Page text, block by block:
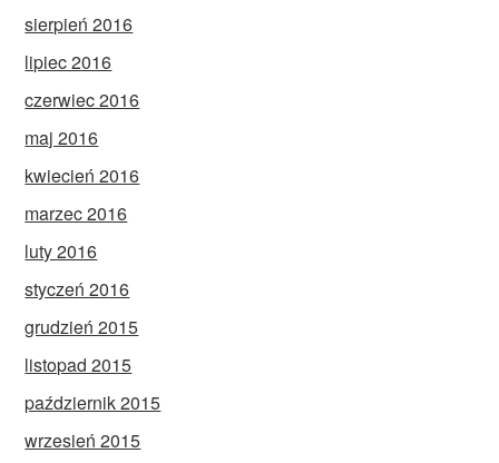
sierpień 2016
lipiec 2016
czerwiec 2016
maj 2016
kwiecień 2016
marzec 2016
luty 2016
styczeń 2016
grudzień 2015
listopad 2015
październik 2015
wrzesień 2015